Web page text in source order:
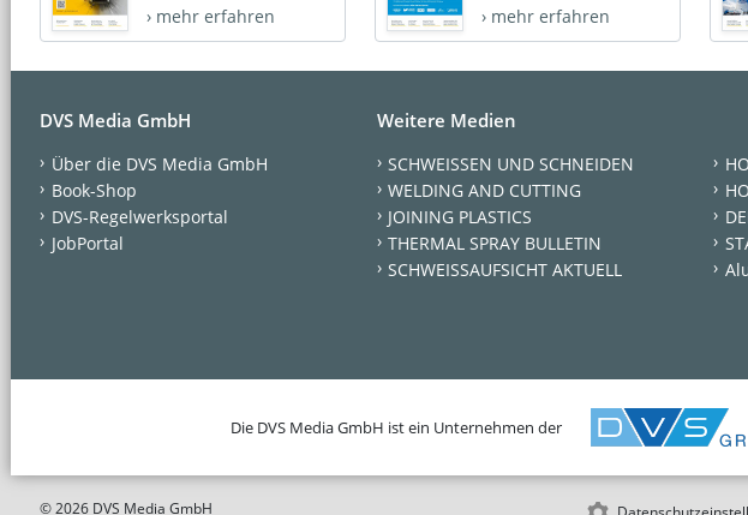
› mehr erfahren › mehr erfahren
DVS Media GmbH
Über die DVS Media GmbH
Book-Shop
DVS-Regelwerksportal
JobPortal
Weitere Medien
SCHWEISSEN UND SCHNEIDEN
WELDING AND CUTTING
JOINING PLASTICS
THERMAL SPRAY BULLETIN
SCHWEISSAUFSICHT AKTUELL
Die DVS Media GmbH ist ein Unternehmen der
© 2026 DVS Media GmbH